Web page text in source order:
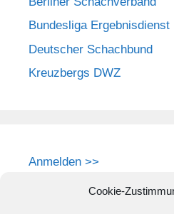
Cookie-
Bundesliga Ergebnisdienst
Deutscher Schachbund
Kreuzbergs DWZ
Anmelden >>